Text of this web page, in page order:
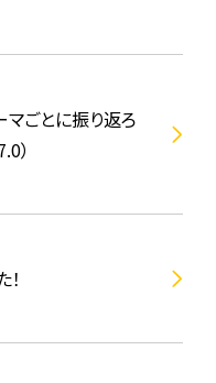
マごとに振り返ろ
）